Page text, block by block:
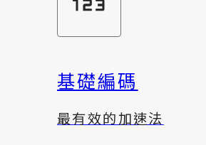
基礎編碼
最有效的加速法